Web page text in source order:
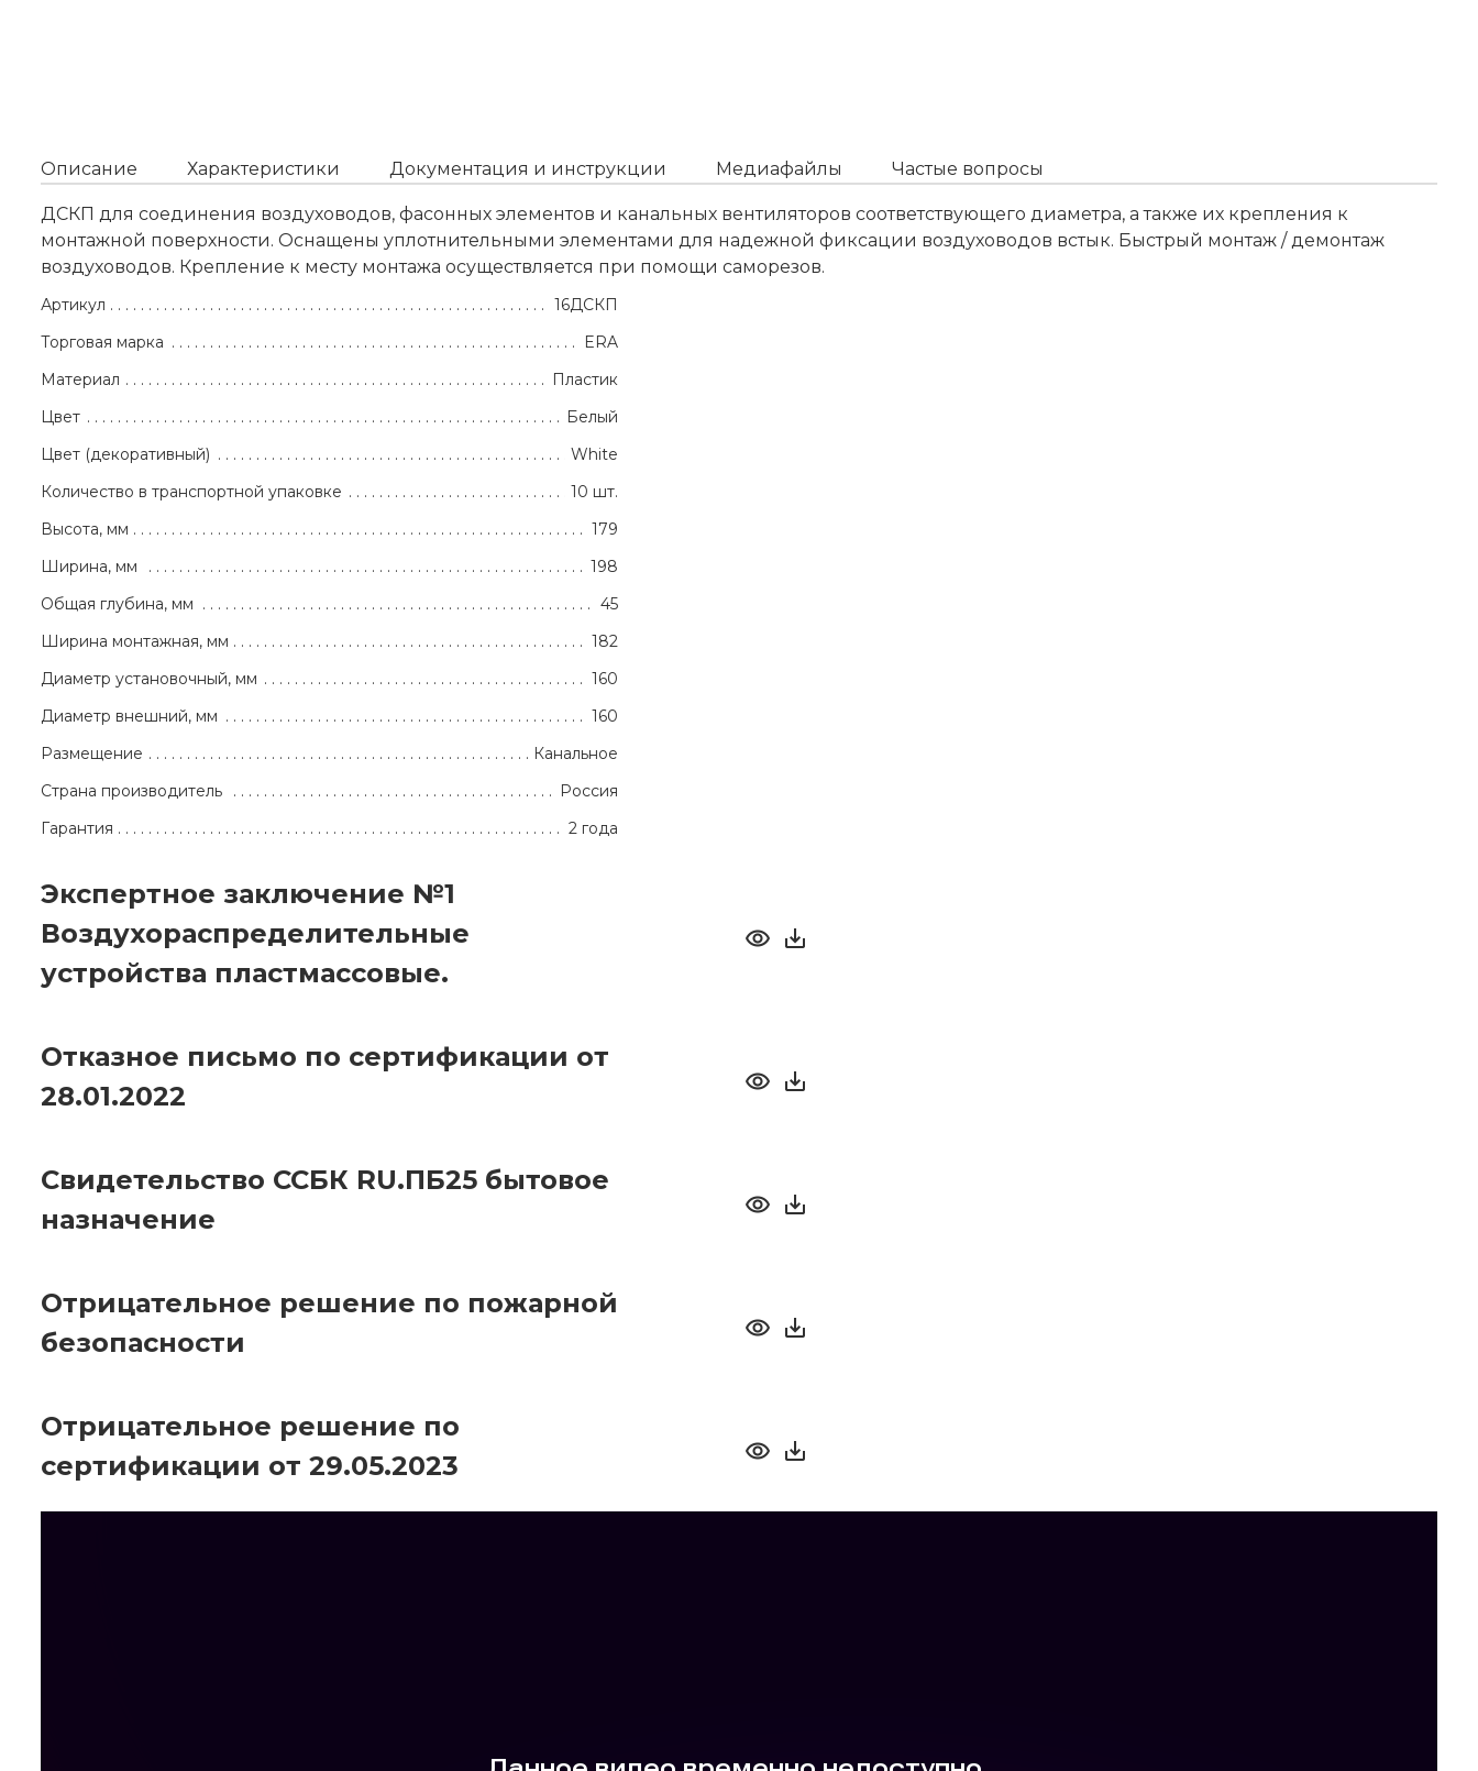
Описание Характеристики Документация и инструкции Медиафайлы Частые вопросы
ДСКП для соединения воздуховодов, фасонных элементов и канальных вентиляторов соответствующего диаметра, а также их крепления к
монтажной поверхности. Оснащены уплотнительными элементами для надежной фиксации воздуховодов встык. Быстрый монтаж / демонтаж
воздуховодов. Крепление к месту монтажа осуществляется при помощи саморезов.
Артикул
16ДСКП
Торговая марка
ERA
Материал
Пластик
Цвет
Белый
Цвет (декоративный)
White
Количество в транспортной упаковке
10 шт.
Высота, мм
179
Ширина, мм
198
Общая глубина, мм
45
Ширина монтажная, мм
182
Диаметр установочный, мм
160
Диаметр внешний, мм
160
Размещение
Канальное
Страна производитель
Россия
Гарантия
2 года
Экспертное заключение №1
Воздухораспределительные
устройства пластмассовые.
Отказное письмо по сертификации от
28.01.2022
Свидетельство ССБК RU.ПБ25 бытовое
назначение
Отрицательное решение по пожарной
безопасности
Отрицательное решение по
сертификации от 29.05.2023